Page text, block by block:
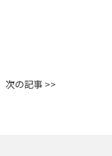
次の記事 >>